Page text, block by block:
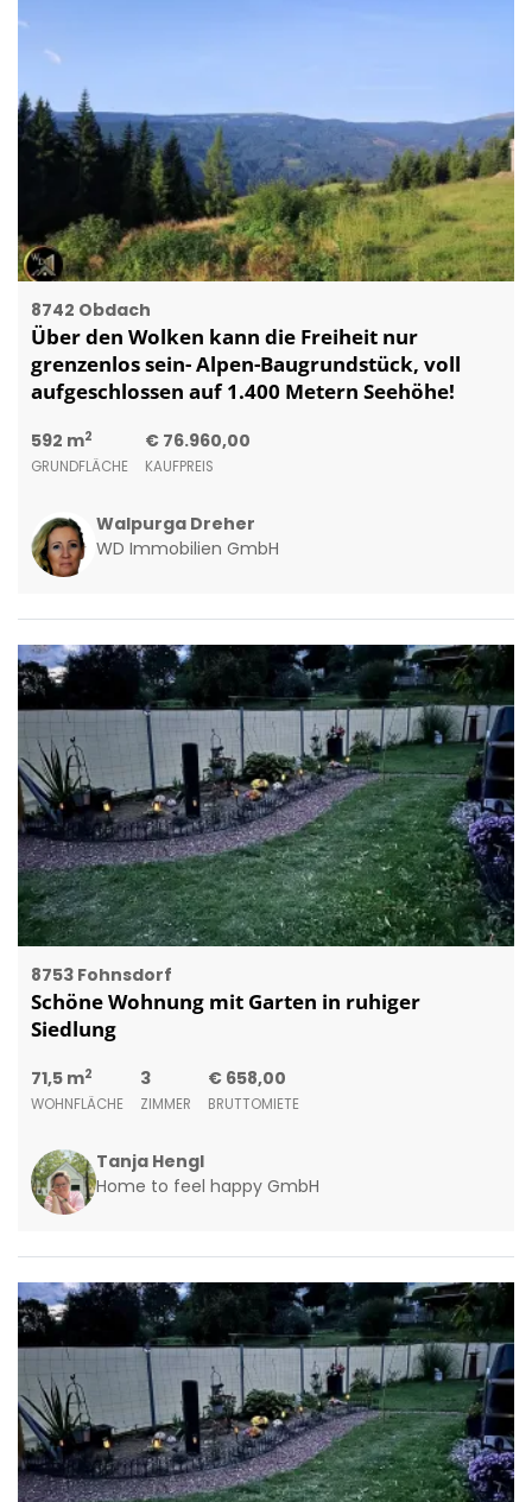
8742 Obdach
Über den Wolken kann die Freiheit nur
grenzenlos sein- Alpen-Baugrundstück, voll
aufgeschlossen auf 1.400 Metern Seehöhe!
592 m2
GRUNDFLÄCHE
€ 76.960,00
KAUFPREIS
Walpurga Dreher
WD Immobilien GmbH
8753 Fohnsdorf
Schöne Wohnung mit Garten in ruhiger
Siedlung
71,5 m2
WOHNFLÄCHE
3
ZIMMER
€ 658,00
BRUTTOMIETE
Tanja Hengl
Home to feel happy GmbH